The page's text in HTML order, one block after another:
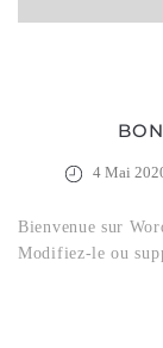
4 Mai
Bienvenue sur
Modifiez-le ou